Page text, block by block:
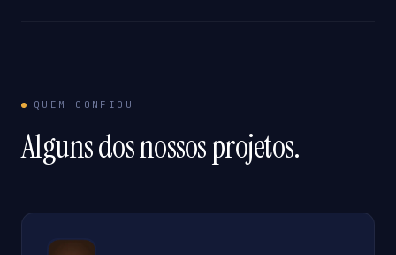
QUEM CONFIOU
Alguns dos nossos projetos.